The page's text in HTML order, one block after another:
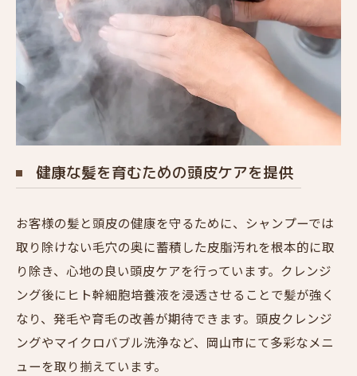
健康な髪を育むための頭皮ケアを提供
お客様の髪と頭皮の健康を守るために、シャンプーでは
取り除けない毛穴の奥に蓄積した皮脂汚れを根本的に取
り除き、心地の良い頭皮ケアを行っています。クレンジ
ング後にヒト幹細胞培養液を浸透させることで髪が強く
なり、発毛や育毛の改善が期待できます。頭皮クレンジ
ングやマイクロバブル洗浄など、岡山市にて多彩なメニ
ューを取り揃えています。